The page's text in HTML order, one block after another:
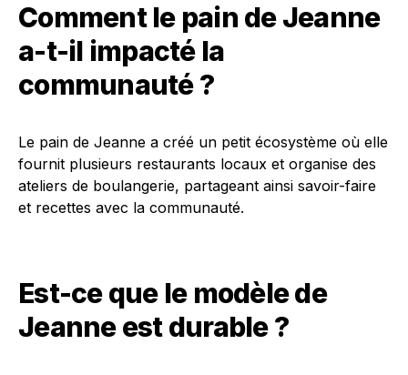
Comment le pain de Jeanne
a-t-il impacté la
communauté ?
Le pain de Jeanne a créé un petit écosystème où elle
fournit plusieurs restaurants locaux et organise des
ateliers de boulangerie, partageant ainsi savoir-faire
et recettes avec la communauté.
Est-ce que le modèle de
Jeanne est durable ?